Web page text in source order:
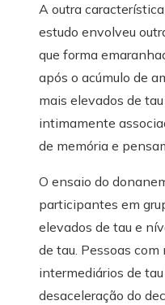
A outra
estudo envolveu
que forma
após o acúmulo de
mais elevados de
intimamente
de memória e
O ensaio do
participantes em
elevados de tau e
de tau. Pessoas com
intermediários de
desaceleração do